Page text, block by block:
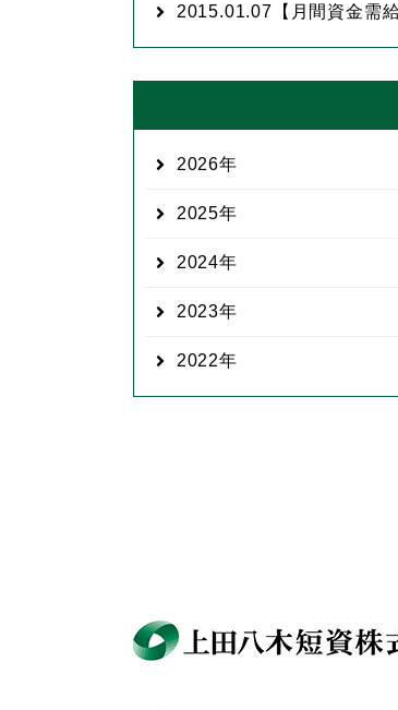
2015.01.07 【月間資金需
2026
2025
2024
2023
2022